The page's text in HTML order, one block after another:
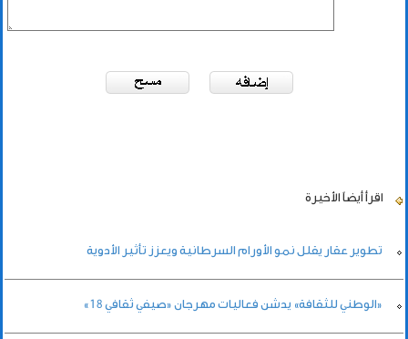
اقرأ أيضاً الأخيرة
تطوير عقار يقلل نمو الأورام السرطانية ويعزز تأثير الأدوية
«الوطني للثقافة» يدشن فعاليات مهرجان «صيفي ثقافي 18»